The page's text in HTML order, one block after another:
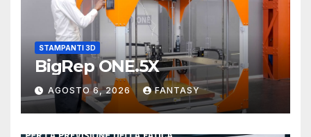
STAMPANTI 3D
BigRep ONE.5X
AGOSTO 6, 2026 FANTASY